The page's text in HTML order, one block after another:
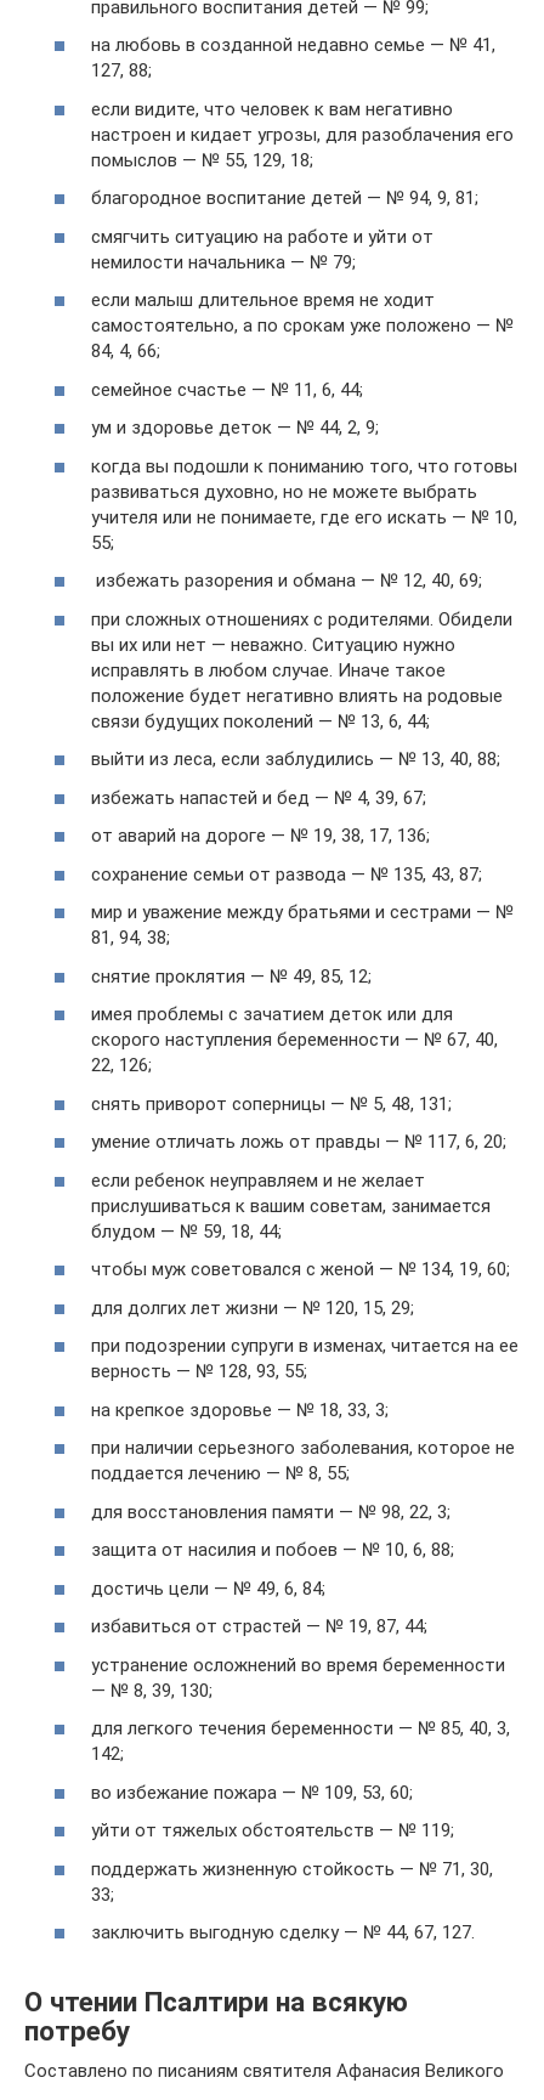
правильного воспитания детей — № 99;
на любовь в созданной недавно семье — № 41,
127, 88;
если видите, что человек к вам негативно
настроен и кидает угрозы, для разоблачения его
помыслов — № 55, 129, 18;
благородное воспитание детей — № 94, 9, 81;
смягчить ситуацию на работе и уйти от
немилости начальника — № 79;
если малыш длительное время не ходит
самостоятельно, а по срокам уже положено — №
84, 4, 66;
семейное счастье — № 11, 6, 44;
ум и здоровье деток — № 44, 2, 9;
когда вы подошли к пониманию того, что готовы
развиваться духовно, но не можете выбрать
учителя или не понимаете, где его искать — № 10,
55;
избежать разорения и обмана — № 12, 40, 69;
при сложных отношениях с родителями. Обидели
вы их или нет — неважно. Ситуацию нужно
исправлять в любом случае. Иначе такое
положение будет негативно влиять на родовые
связи будущих поколений — № 13, 6, 44;
выйти из леса, если заблудились — № 13, 40, 88;
избежать напастей и бед — № 4, 39, 67;
от аварий на дороге — № 19, 38, 17, 136;
сохранение семьи от развода — № 135, 43, 87;
мир и уважение между братьями и сестрами — №
81, 94, 38;
снятие проклятия — № 49, 85, 12;
имея проблемы с зачатием деток или для
скорого наступления беременности — № 67, 40,
22, 126;
снять приворот соперницы — № 5, 48, 131;
умение отличать ложь от правды — № 117, 6, 20;
если ребенок неуправляем и не желает
прислушиваться к вашим советам, занимается
блудом — № 59, 18, 44;
чтобы муж советовался с женой — № 134, 19, 60;
для долгих лет жизни — № 120, 15, 29;
при подозрении супруги в изменах, читается на ее
верность — № 128, 93, 55;
на крепкое здоровье — № 18, 33, 3;
при наличии серьезного заболевания, которое не
поддается лечению — № 8, 55;
для восстановления памяти — № 98, 22, 3;
защита от насилия и побоев — № 10, 6, 88;
достичь цели — № 49, 6, 84;
избавиться от страстей — № 19, 87, 44;
устранение осложнений во время беременности
— № 8, 39, 130;
для легкого течения беременности — № 85, 40, 3,
142;
во избежание пожара — № 109, 53, 60;
уйти от тяжелых обстоятельств — № 119;
поддержать жизненную стойкость — № 71, 30,
33;
заключить выгодную сделку — № 44, 67, 127.
О чтении Псалтири на всякую
потребу
Составлено по писаниям святителя Афанасия Великого